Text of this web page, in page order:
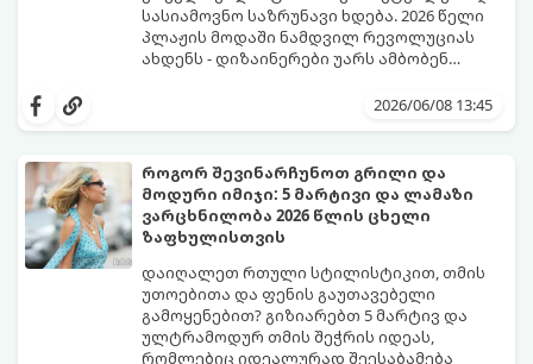
სასიამოვნო საზრუნავი ხდება. 2026 წელი
პლაჟის მოდაში ნამდვილ რევოლუციას
ახდენს - დიზაინერები უარს ამბობენ
აქცენტს აკეთებენ კომფორტის,
გაძლევთ იყოთ მაქსიმალურად თამამი,
კომფორტულად იგრძნოთ. გაიგეთ,
რომელი საცურაო კოსტიუმები იქნება 2026
წლის ზაფხულის მთავარი ჰიტი:
2026/06/08 13:45
როგორ შევინარჩუნოთ გრილი და
მოდური იმიჯი: 5 მარტივი და ლამაზი
ვარცხნილობა 2026 წლის ცხელი
ზაფხულისთვის
დაიღალეთ რთული სტილისტიკით, თმის
უთოებითა და ფენის გაუთავებელი
გამოყენებით? გიზიარებთ 5 მარტივ და
ულტრამოდურ თმის შეჭრის იდეას,
რომლებიც იდეალურად შეესაბამება